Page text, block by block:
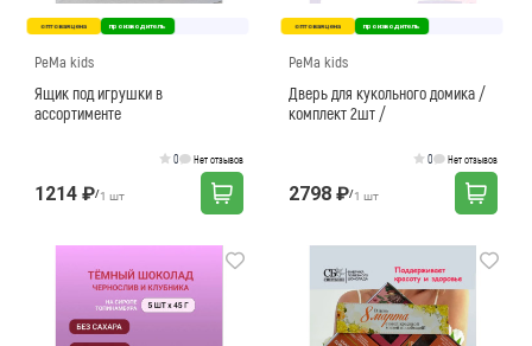
оптовая цена производитель
PeMa kids
Ящик под игрушки в
ассортименте
0 Нет отзывов
1214 ₽/1 шт
оптовая цена производитель
PeMa kids
Дверь для кукольного домика /
комплект 2шт /
0 Нет отзывов
2798 ₽/1 шт